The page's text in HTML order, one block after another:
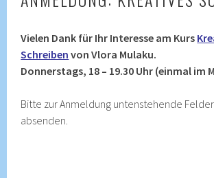
Vielen Dank für Ihr Interesse am Kurs
Schreiben von Vlora Mulaku.
Donnerstags, 18 – 19.30 Uhr (einmal im
Bitte zur Anmeldung untenstehende
absenden.